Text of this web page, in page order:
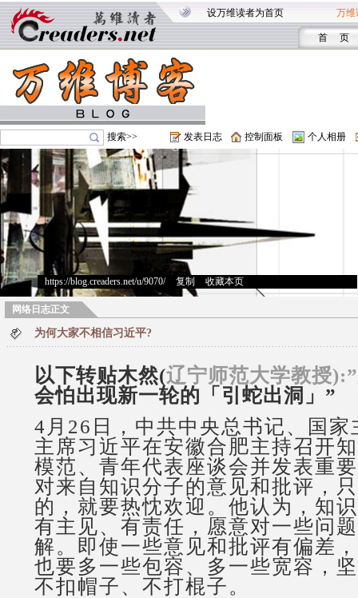
设万维读者为首页 万维
首 页
搜索>> 发表日志 控制面板 个人相册
https://blog.creaders.net/u/9070/> 复制 收藏本页
网络日志正文
为何大家不相信习近平?
以下转贴木然(辽宁师范大学教授):”
会怕出现新一轮的「引蛇出洞」 ”
4 月 26 日，中共中央总书记、国
主席习近平在安徽合肥主持召开
模范、青年代表座谈会并发表重
对来自知识分子的意见和批评，
的，就要热忱欢迎。他认为，知
有主见、有责任，愿意对一些问
解。即使一些意见和批评有偏差
也要多一些包容、多一些宽容，
不扣帽子、不打棍子。